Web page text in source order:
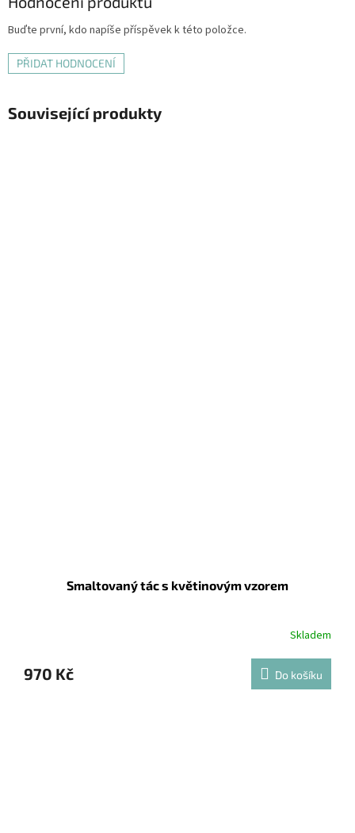
Buďte první, kdo napíše příspěvek k této položce.
PŘIDAT HODNOCENÍ
Související produkty
Smaltovaný tác s květinovým vzorem
Skladem
970 Kč Do košíku